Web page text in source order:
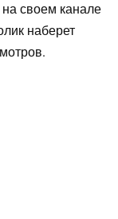
своем канале
наберет